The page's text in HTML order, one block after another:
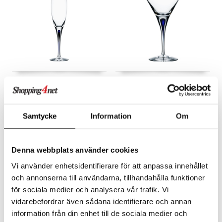
Samtycke Information Om
Denna webbplats använder cookies
Vi använder enhetsidentifierare för att anpassa innehållet
och annonserna till användarna, tillhandahålla funktioner
för sociala medier och analysera vår trafik. Vi
vidarebefordrar även sådana identifierare och annan
information från din enhet till de sociala medier och
ORREFORS
553
Intermezzo Blue Martiniglas 25cl (21cl)
498